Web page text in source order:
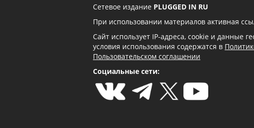
Сетевое издание PLUGGED IN RU
При использовании материалов активная
Сайт использует IP-адреса, cookie и данные
условия использования содержатся в
Пользовательском соглашении
Социальные сети: